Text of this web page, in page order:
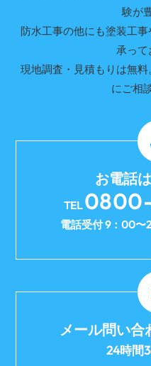
験が
防水工事の他にも塗装工
承って
現地調査・見積もりは無
にご相
お電話
TEL
電話受付 9：00〜
メール問い合
24時間